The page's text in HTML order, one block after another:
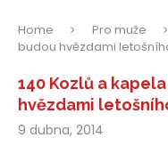
Home Pro muže
budou hvězdami
140 Kozlů a
hvězdami
9 dubna, 2014